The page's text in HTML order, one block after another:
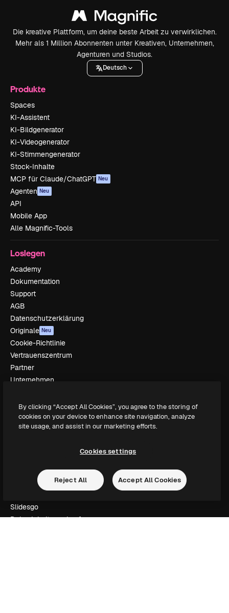
Die kreative Plattform, um deine beste Arbeit zu verwirklichen.
Mehr als 1 Million Abonnenten unter Kreativen, Unternehmen,
Agenturen und Studios.
Deutsch
Produkte
Spaces
KI-Assistent
KI-Bildgenerator
KI-Videogenerator
KI-Stimmengenerator
Stock-Inhalte
MCP für Claude/ChatGPT Neu
Agenten Neu
API
Mobile App
Alle Magnific-Tools
Loslegen
Academy
Dokumentation
Support
AGB
Datenschutzerklärung
Originale Neu
Cookie-Richtlinie
Vertrauenszentrum
Partner
Unternehmen
Unternehmen
Preise
Suchtrends
Slidesgo
Deine Inhalte verkaufen
By clicking “Accept All Cookies”, you agree to the storing of
cookies on your device to enhance site navigation, analyze
site usage, and assist in our marketing efforts.
Cookies settings
Reject All Accept All Cookies